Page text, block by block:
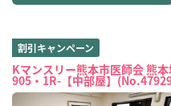
割引キャンペーン
Kマンスリー熊本市医師会 熊本
905・1R-【中部屋】